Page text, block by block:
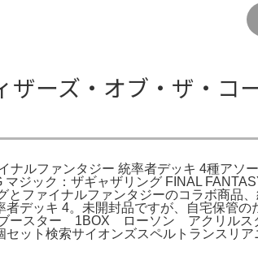
ーズ・オブ・ザ・コ
ルファンタジー 統率者デッキ 4種アソー
ック：ザギャザリング FINAL
ファイナルファンタジーのコラボ商品
デッキ 4。未開封品ですが、自宅保管
ースター 1BOX ローソン アクリルス
ット検索サイオンズスペルトランスリ